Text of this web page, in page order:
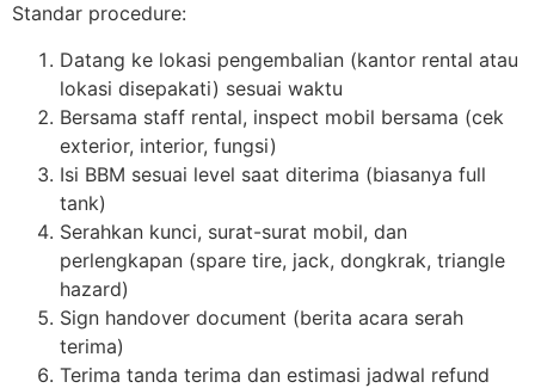
Standar procedure:
Datang ke lokasi pengembalian (kantor rental atau
lokasi disepakati) sesuai waktu
Bersama staff rental, inspect mobil bersama (cek
exterior, interior, fungsi)
Isi BBM sesuai level saat diterima (biasanya full
tank)
Serahkan kunci, surat-surat mobil, dan
perlengkapan (spare tire, jack, dongkrak, triangle
hazard)
Sign handover document (berita acara serah
terima)
Terima tanda terima dan estimasi jadwal refund